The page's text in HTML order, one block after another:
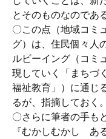
とそのものなのであ
〇この点（地域コミ
グ）は、住民個々人
ルビーイング（コミ
現していく「まちづ
福祉教育」）に通じ
るが、指摘しておく。
〇さらに筆者の手も
『むかしむかし あ